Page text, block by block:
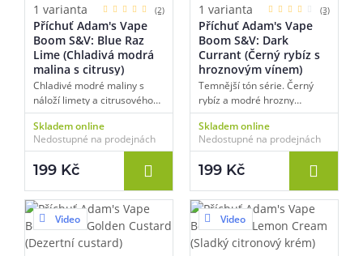
1 varianta (2)
Příchuť Adam's Vape
Boom S&V: Blue Raz
Lime (Chladivá modrá
malina s citrusy)
Chladivé modré maliny s
náloží limety a citrusového
mixu. Sladkokyselý šok, který
vyšroubuje chuťové pohárky
do červených otáček. Jeden z
Skladem online
Nedostupné na prodejnách
199 Kč
1 varianta (3)
Příchuť Adam's Vape
Boom S&V: Dark
Currant (Černý rybíz s
hroznovým vínem)
Temnější tón série. Černý
rybíz a modré hrozny
spojené v hutné, téměř
vínové symfonii. Plná chuť s
dlouhým dozvukem.
Skladem online
Nedostupné na prodejnách
199 Kč
Video Video